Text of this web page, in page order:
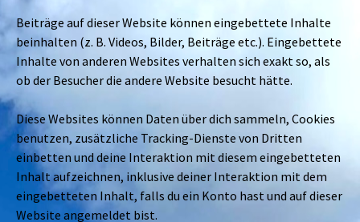
Beiträge auf dieser Website können eingebettete Inhalte
beinhalten (z. B. Videos, Bilder, Beiträge etc.). Eingebettete
Inhalte von anderen Websites verhalten sich exakt so, als
ob der Besucher die andere Website besucht hätte.
Diese Websites können Daten über dich sammeln, Cookies
benutzen, zusätzliche Tracking-Dienste von Dritten
einbetten und deine Interaktion mit diesem eingebetteten
Inhalt aufzeichnen, inklusive deiner Interaktion mit dem
eingebetteten Inhalt, falls du ein Konto hast und auf dieser
Website angemeldet bist.